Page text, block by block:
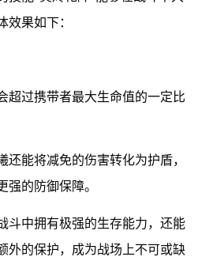
效果如下：
过携带者最大生命值的一定比
能将减免的伤害转化为护盾，
强的防御保障。
斗中拥有极强的生存能力，还能
外的保护，成为战场上不可或缺